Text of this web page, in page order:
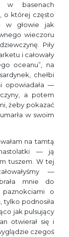
w basenach
o której często
w głowie jak
wieczoru
Piły
i całowały
oceanu”, na
chełbi
opowiadała —
a potem
żeby pokazać
w swoim
na tamtą
— ją
tuszem. W tej
—
mnie do
paznokciami o
tylko podnosiła
jak pulsujący
otwierał się i
czegoś